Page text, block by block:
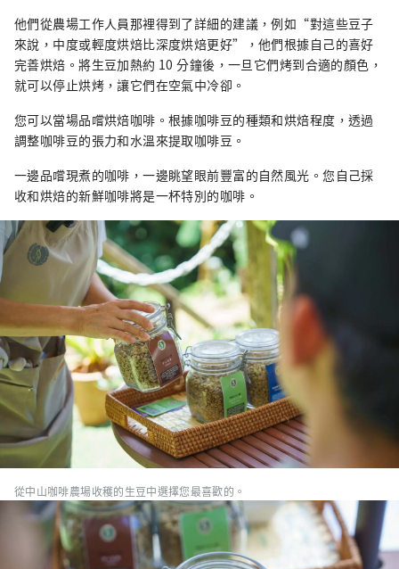
他們從農場工作人員那裡得到了詳細的建議，例如“對這些豆子
來說，中度或輕度烘焙比深度烘焙更好”，他們根據自己的喜好
完善烘焙。將生豆加熱約 10 分鐘後，一旦它們烤到合適的顏色，
就可以停止烘烤，讓它們在空氣中冷卻。
您可以當場品嚐烘焙咖啡。根據咖啡豆的種類和烘焙程度，透過
調整咖啡豆的張力和水溫來提取咖啡豆。
一邊品嚐現煮的咖啡，一邊眺望眼前豐富的自然風光。您自己採
收和烘焙的新鮮咖啡將是一杯特別的咖啡。
從中山咖啡農場收穫的生豆中選擇您最喜歡的。